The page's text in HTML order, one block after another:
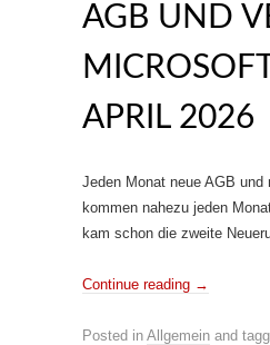
AGB UND
APRIL 2026
Jeden Monat neue AGB und
kommen nahezu jeden
kam schon die zweite
Continue reading →
Posted in Allgemein and